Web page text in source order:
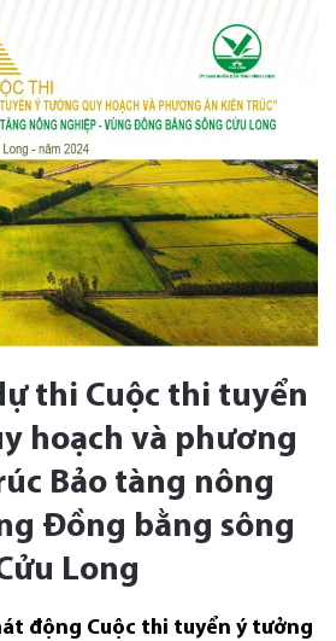
thi Cuộc thi tuyển
hoạch và phương
Bảo tàng nông
Đồng bằng sông
Long
động Cuộc thi tuyển ý tưởng